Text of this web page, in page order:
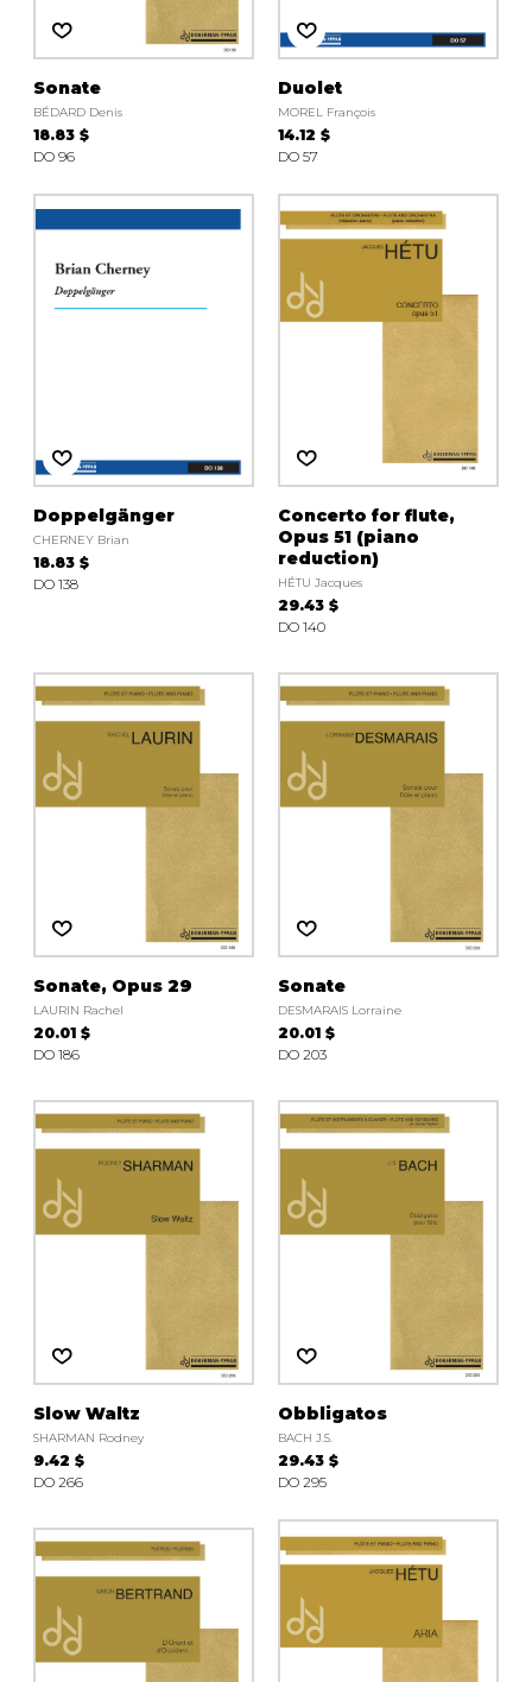
Sonate
BÉDARD Denis
18.83 $
DO 96
Duolet
MOREL François
14.12 $
DO 57
Doppelgänger
CHERNEY Brian
18.83 $
DO 138
Concerto for flute,
Opus 51 (piano
reduction)
HÉTU Jacques
29.43 $
DO 140
Sonate, Opus 29
LAURIN Rachel
20.01 $
DO 186
Sonate
DESMARAIS Lorraine
20.01 $
DO 203
Slow Waltz
SHARMAN Rodney
9.42 $
DO 266
Obbligatos
BACH J.S.
29.43 $
DO 295